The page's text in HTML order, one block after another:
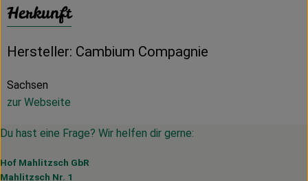
Herkunft
Hersteller: Cambium Compagnie
Sachsen
zur Webseite
Du hast eine Frage? Wir helfen dir gerne:
Hof Mahlitzsch GbR
Mahlitzsch Nr. 1